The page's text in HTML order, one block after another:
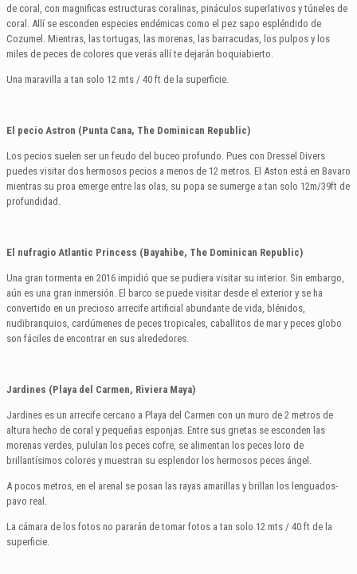
de coral, con magnificas estructuras coralinas, pináculos superlativos y túneles de
coral. Allí se esconden especies endémicas como el pez sapo espléndido de
Cozumel. Mientras, las tortugas, las morenas, las barracudas, los pulpos y los
miles de peces de colores que verás allí te dejarán boquiabierto.
Una maravilla a tan solo 12 mts / 40 ft de la superficie.
El pecio Astron (Punta Cana, The Dominican Republic)
Los pecios suelen ser un feudo del buceo profundo. Pues con Dressel Divers
puedes visitar dos hermosos pecios a menos de 12 metros. El Aston está en Bavaro
mientras su proa emerge entre las olas, su popa se sumerge a tan solo 12m/39ft de
profundidad.
El nufragio Atlantic Princess (Bayahibe, The Dominican Republic)
Una gran tormenta en 2016 impidió que se pudiera visitar su interior. Sin embargo,
aún es una gran inmersión. El barco se puede visitar desde el exterior y se ha
convertido en un precioso arrecife artificial abundante de vida, blénidos,
nudibranquios, cardúmenes de peces tropicales, caballitos de mar y peces globo
son fáciles de encontrar en sus alrededores.
Jardines (Playa del Carmen, Riviera Maya)
Jardines es un arrecife cercano a Playa del Carmen con un muro de 2 metros de
altura hecho de coral y pequeñas esponjas. Entre sus grietas se esconden las
morenas verdes, pululan los peces cofre, se alimentan los peces loro de
brillantísimos colores y muestran su esplendor los hermosos peces ángel.
A pocos metros, en el arenal se posan las rayas amarillas y brillan los lenguados-
pavo real.
La cámara de los fotos no pararán de tomar fotos a tan solo 12 mts / 40 ft de la
superficie.